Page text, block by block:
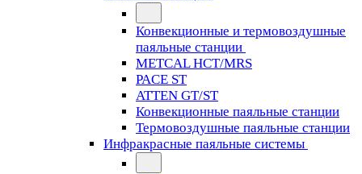
Конвекционные и термовоздушные
паяльные станции
METCAL HCT/MRS
PACE ST
ATTEN GT/ST
Конвекционные паяльные станции
Термовоздушные паяльные станции
Инфракрасные паяльные системы